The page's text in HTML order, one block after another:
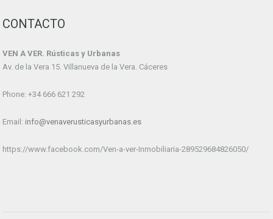
CONTACTO
VEN A VER. Rústicas y Urbanas
Av. de la Vera 15. Villanueva de la Vera. Cáceres
Phone: +34 666 621 292
Email: info@venaverusticasyurbanas.es
https://www.facebook.com/Ven-a-ver-Inmobiliaria-289529684826050/